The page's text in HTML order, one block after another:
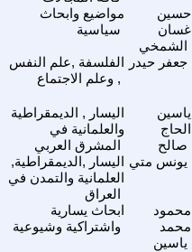
مواضيع وابحاث
سياسية
حسين
غسان
الشمخي
الفلسفة ,علم النفس
, وعلم الاجتماع
جعفر حيدر
اليسار , الديمقراطية
والعلمانية في
المشرق العربي
ياسين
الحاج
صالح
اليسار ,الديمقراطية,
العلمانية والتمدن في
العراق
يونس متي
ابحاث يسارية
واشتراكية وشيوعية
محمود
محمد
ياسين